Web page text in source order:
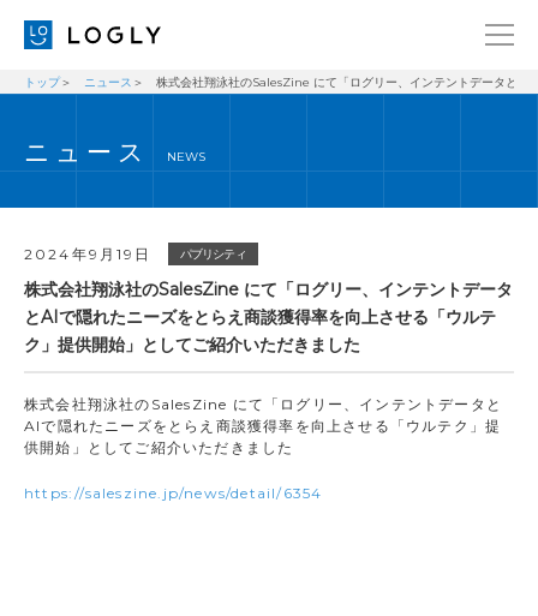
経営理念
ブログ
採用情報
IR
お問い合わせ
トップ ニュース 株式会社翔泳社のSalesZine にて「ログリー、インテントデータとAI
ニュース NEWS
2024年9月19日 パブリシティ
株式会社翔泳社のSalesZine にて「ログリー、インテントデータ
とAIで隠れたニーズをとらえ商談獲得率を向上させる「ウルテ
ク」提供開始」としてご紹介いただきました
株式会社翔泳社のSalesZine にて「ログリー、インテントデータと
AIで隠れたニーズをとらえ商談獲得率を向上させる「ウルテク」提
供開始」としてご紹介いただきました
https://saleszine.jp/news/detail/6354